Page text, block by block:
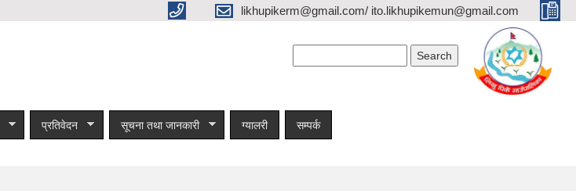
likhupikerm@gmail.com/ ito.likhupikemun@gmail.com
प्रतिवेदन सूचना तथा जानकारी ग्यालरी सम्पर्क